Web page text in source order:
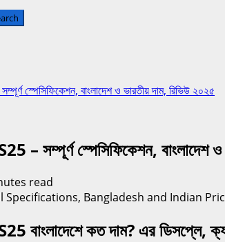
স্পেসিফিকেশন, বাংলাদেশ ও ভারতীয় দাম, রিভিউ ২০২৫
স্পেসিফিকেশন, বাংলাদেশ ও
read
কত দাম? এর ডিসপ্লে,